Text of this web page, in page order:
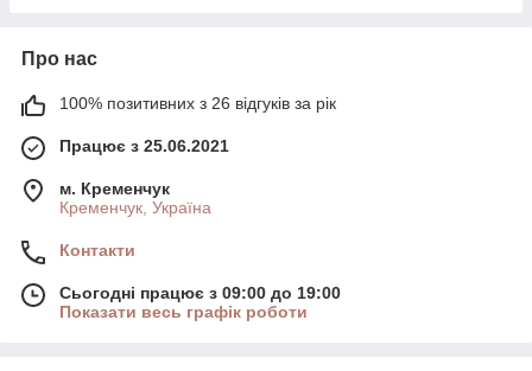
Про нас
100% позитивних з 26 відгуків за рік
Працює з 25.06.2021
м. Кременчук
Кременчук, Україна
Контакти
Сьогодні працює з 09:00 до 19:00
Показати весь графік роботи